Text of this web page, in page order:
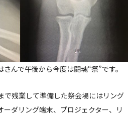
んで午後から今度は闘魂“祭”です。
で残業して準備した祭会場にはリング
ーダリング端末、プロジェクター、リ